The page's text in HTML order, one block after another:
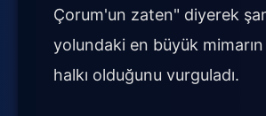
Çorum'un zaten" diyerek
yolundaki en büyük
halkı olduğunu vurguladı.